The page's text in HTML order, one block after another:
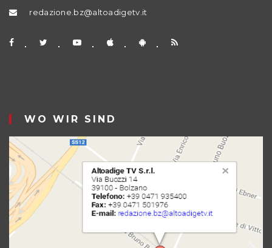
redazione.bz@altoadigetv.it
WO WIR SIND